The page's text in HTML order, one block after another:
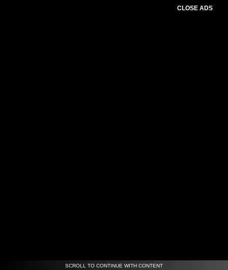
CLOSE ADS
SCROLL TO CONTINUE WITH CONTENT